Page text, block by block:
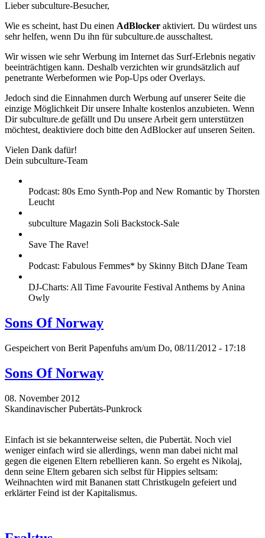
Lieber subculture-Besucher,
Wie es scheint, hast Du einen AdBlocker aktiviert. Du würdest uns
sehr helfen, wenn Du ihn für subculture.de ausschaltest.
Wir wissen wie sehr Werbung im Internet das Surf-Erlebnis negativ
beeinträchtigen kann. Deshalb verzichten wir grundsätzlich auf
penetrante Werbeformen wie Pop-Ups oder Overlays.
Jedoch sind die Einnahmen durch Werbung auf unserer Seite die
einzige Möglichkeit Dir unsere Inhalte kostenlos anzubieten. Wenn
Dir subculture.de gefällt und Du unsere Arbeit gern unterstützen
möchtest, deaktiviere doch bitte den AdBlocker auf unseren Seiten.
Vielen Dank dafür!
Dein subculture-Team
Podcast: 80s Emo Synth-Pop and New Romantic by Thorsten
Leucht
subculture Magazin Soli Backstock-Sale
Save The Rave!
Podcast: Fabulous Femmes* by Skinny Bitch DJane Team
DJ-Charts: All Time Favourite Festival Anthems by Anina
Owly
Sons Of Norway
Gespeichert von Berit Papenfuhs am/um Do, 08/11/2012 - 17:18
Sons Of Norway
08. November 2012
Skandinavischer Pubertäts-Punkrock
Einfach ist sie bekannterweise selten, die Pubertät. Noch viel
weniger einfach wird sie allerdings, wenn man dabei nicht mal
gegen die eigenen Eltern rebellieren kann. So ergeht es Nikolaj,
denn seine Eltern gebaren sich selbst für Hippies seltsam:
Weihnachten wird mit Bananen statt Christkugeln gefeiert und
erklärter Feind ist der Kapitalismus.